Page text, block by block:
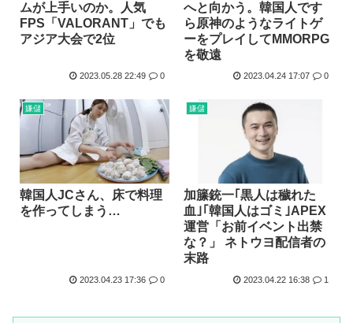
ムが上手いのか。人気
FPS「VALORANT」でも
アジア大会で2位
2023.05.28 22:49 0
へと向かう。韓国人です
ら原神のようなライトゲ
ーをプレイしてMMORPG
を敬遠
2023.04.24 17:07 0
嫌儲
韓国人JCさん、床で料理
を作ってしまう…
2023.04.23 17:36 0
嫌儲
加籘銃一｢黒人は穢れた
血｣｢韓国人はゴミ｣APEX
運営「お前イベント出禁
な？」 ネトウヨ配信者の
末路
2023.04.22 16:38 1